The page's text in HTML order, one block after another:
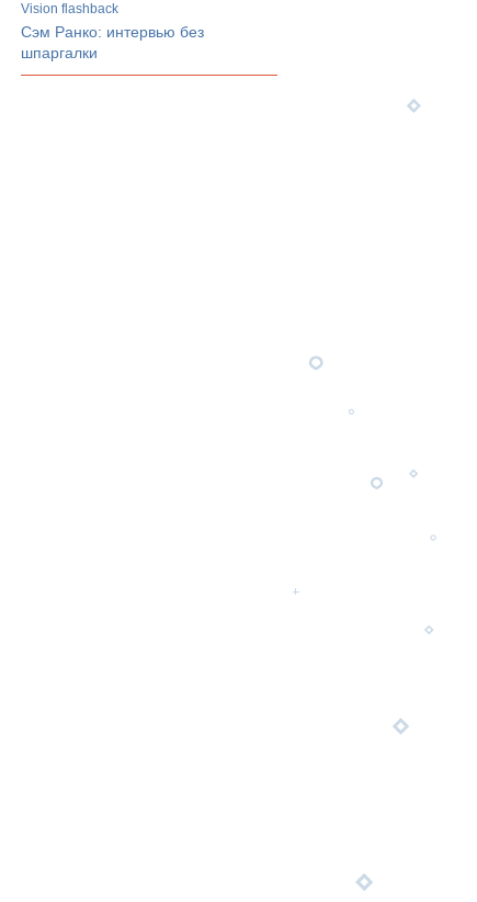
Vision flashback
Сэм Ранко: интервью без
шпаргалки